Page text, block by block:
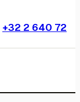
+32 2 640 72